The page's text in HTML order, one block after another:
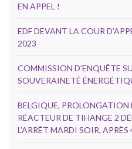
EN APPEL !
EDF DEVANT LA COUR
2023
COMMISSION D’ENQUÊTE
SOUVERAINETÉ
BELGIQUE, PROLONGATION
RÉACTEUR DE TIHANGE 2
L’ARRÊT MARDI SOIR, APRÈS